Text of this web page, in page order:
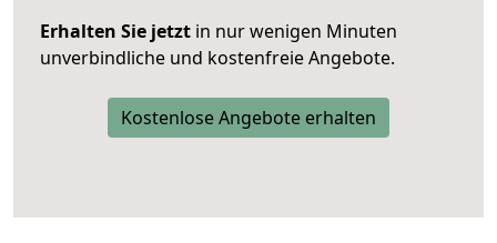
Erhalten Sie jetzt in nur wenigen Minuten
unverbindliche und kostenfreie Angebote.
Kostenlose Angebote erhalten